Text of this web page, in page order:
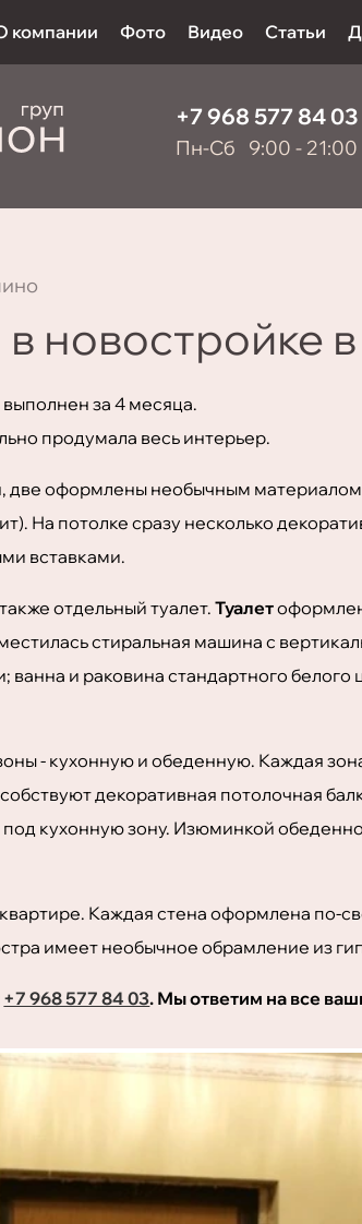
компании Фото Видео Статьи
+7 968 577 84 03
Пн-Сб 9:00 - 21:00
новостройке
за 4 месяца.
продумала весь интерьер.
две оформлены необычным
На потолке сразу несколько
вставками.
отдельный туалет.Туалет
стиральная машина с
и раковина стандартного
- кухонную и обеденную. Каждая
декоративная потолочная
кухонную зону. Изюминкой
Каждая стена оформлена по-
имеет необычное обрамление из
+7 968 577 84 03. Мы ответим на все